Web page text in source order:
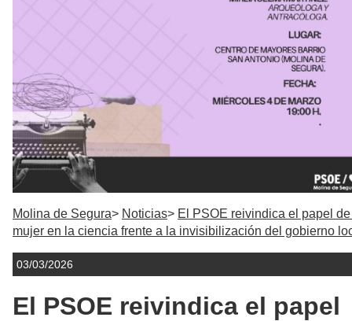
Molina de Segura Noticias
El PSOE reivindica el papel
mujer en la ciencia frente a la invisibilización del gobierno
03/03/2026
El PSOE reivindica el papel